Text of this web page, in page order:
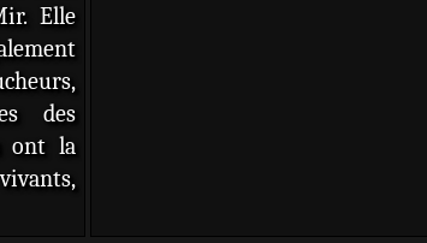
Elle
des
ont la